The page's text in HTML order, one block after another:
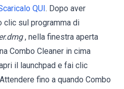
QUI . Dopo aver
sul programma di
, nella finestra aperta
Combo Cleaner in cima
il launchpad e fai clic
fino a quando Combo